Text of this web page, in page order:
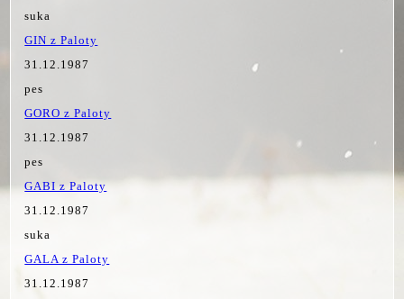
suka
GIN z Paloty
31.12.1987
pes
GORO z Paloty
31.12.1987
pes
GABI z Paloty
31.12.1987
suka
GALA z Paloty
31.12.1987